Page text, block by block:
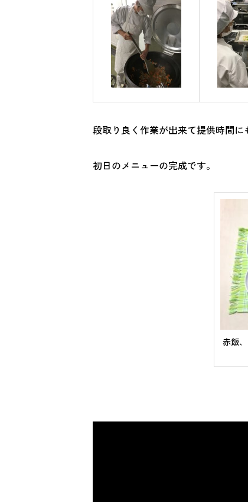
段取り良く作業が出来て提供時間に
初日のメニューの完成です。
赤飯